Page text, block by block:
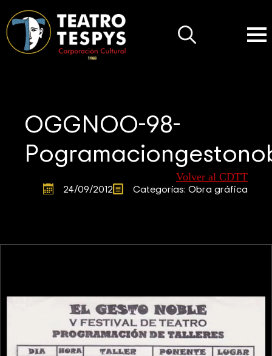
OGGNOO-98-
Volver al CDTT
24/09/2012 Categorías: Obra gráfica